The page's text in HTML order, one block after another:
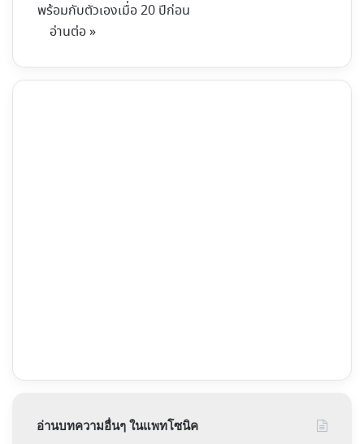
พร้อมกับตัวเองเมื่อ 20 ปีก่อน
อ่านต่อ »
อ่านบทความอื่นๆ ในแพทโซนิค